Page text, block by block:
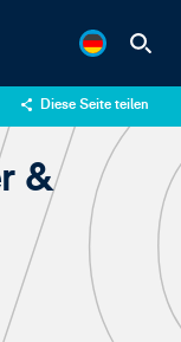
Diese Seite teilen
LinkedIn
Email
&